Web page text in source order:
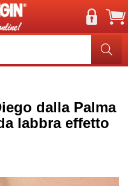
dalla Palma
labbra effetto